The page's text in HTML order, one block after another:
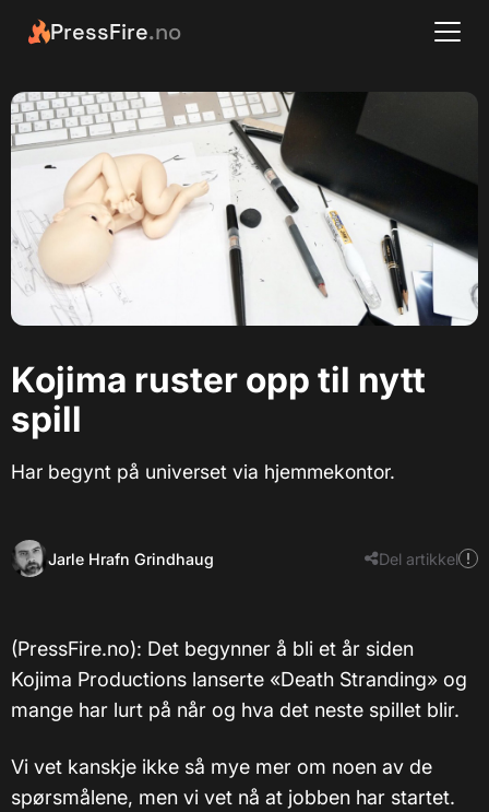
PressFire.no
Kojima ruster opp til nytt
spill
Har begynt på universet via hjemmekontor.
Jarle Hrafn Grindhaug Del artikkel
(PressFire.no): Det begynner å bli et år siden
Kojima Productions lanserte «Death Stranding» og
mange har lurt på når og hva det neste spillet blir.
Vi vet kanskje ikke så mye mer om noen av de
spørsmålene, men vi vet nå at jobben har startet.